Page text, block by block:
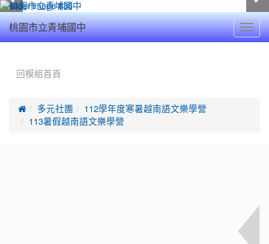
桃園市立青埔國中
回模組首頁
 多元社團
112學年度寒暑越南語文樂學營
113暑假越南語文樂學營